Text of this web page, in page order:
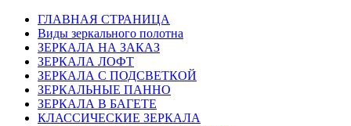
ГЛАВНАЯ СТРАНИЦА
Виды зеркального полотна
ЗЕРКАЛА НА ЗАКАЗ
ЗЕРКАЛА ЛОФТ
ЗЕРКАЛА С ПОДСВЕТКОЙ
ЗЕРКАЛЬНЫЕ ПАННО
ЗЕРКАЛА В БАГЕТЕ
КЛАССИЧЕСКИЕ ЗЕРКАЛА